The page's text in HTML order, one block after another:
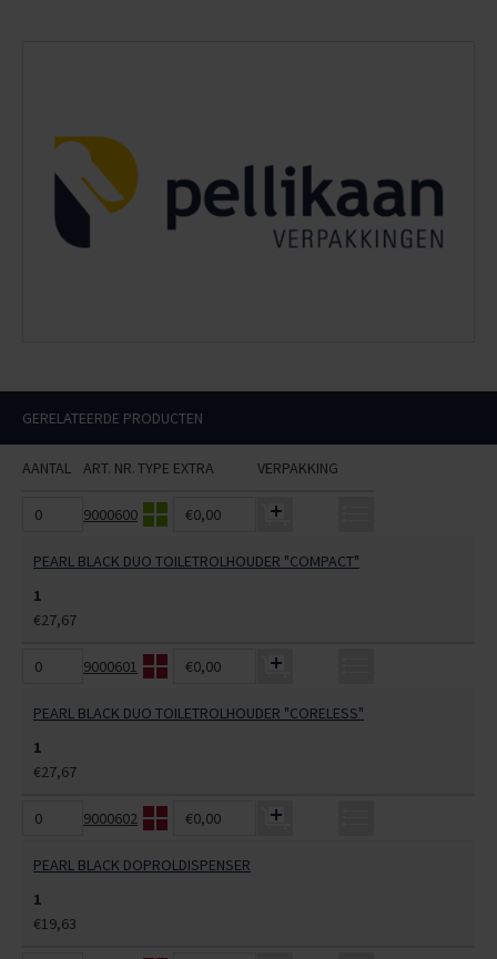
GERELATEERDE PRODUCTEN
AANTAL ART. NR.TYPE EXTRA VERPAKKING
9000600 €0,00
PEARL BLACK DUO TOILETROLHOUDER "COMPACT"
1
€27,67
9000601 €0,00
PEARL BLACK DUO TOILETROLHOUDER "CORELESS"
1
€27,67
9000602 €0,00
PEARL BLACK DOPROLDISPENSER
1
€19,63